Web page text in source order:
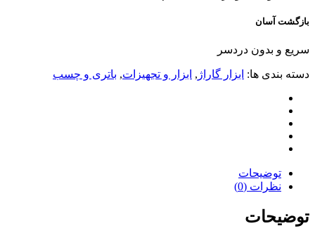
بازگشت آسان
سریع و بدون دردسر
دسته بندی ها: ابزار گاراژ , ابزار و تجهیزات, باتری و چسب
توضیحات
نظرات (0)
توضیحات